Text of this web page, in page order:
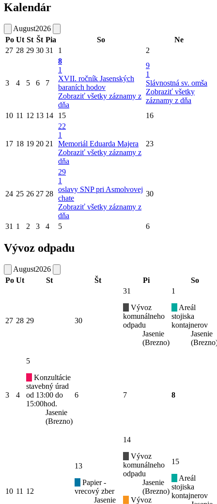
Kalendár
August2026
Po Ut St Št Pia So
Ne
27 28 29 30 31 1 2
3 4 5 6 7
8
1
XVII. ročník Jasenských
baraních hodov
Zobraziť všetky záznamy z
dňa
9
1
Slávnostná sv. omša
Zobraziť všetky
záznamy z dňa
10 11 12 13 14 15 16
17 18 19 20 21
22
1
Memoriál Eduarda Majera
Zobraziť všetky záznamy z
dňa
23
24 25 26 27 28
29
1
oslavy SNP pri Asmolvovej
chate
Zobraziť všetky záznamy z
dňa
30
31 1 2 3 4 5 6
Vývoz odpadu
August2026
Po Ut St Št Pi So
27 28 29 30
31
Vývoz
komunálneho
odpadu
Jasenie
(Brezno)
1
Areál
stojiska
kontajnerov
Jasenie
3 4
5
Konzultácie
stavebný úrad
od 13:00 do
15:00hod.
Jasenie
(Brezno)
6 7 8
10 11 12
13
Papier -
vrecový zber
Jasenie
14
Vývoz
komunálneho
odpadu
Jasenie
(Brezno)
Vývoz
15
Areál
stojiska
kontajnerov